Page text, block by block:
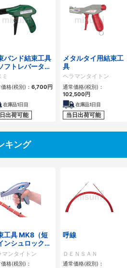
バンド結束工具
フトレバータイ
ミ
格(税別)： 6,700円
在庫品1日目
出荷可能
メタルタイ用結束工
具
ヘラマンタイトン
通常価格(税別)：
102,500円
在庫品1日目
当日出荷可能
キング
工具 MK8（短
ンシュロック用
ブルアクション
）
マンタイトン
格(税別)：
呼線
ＤＥＮＳＡＮ
通常価格(税別)：